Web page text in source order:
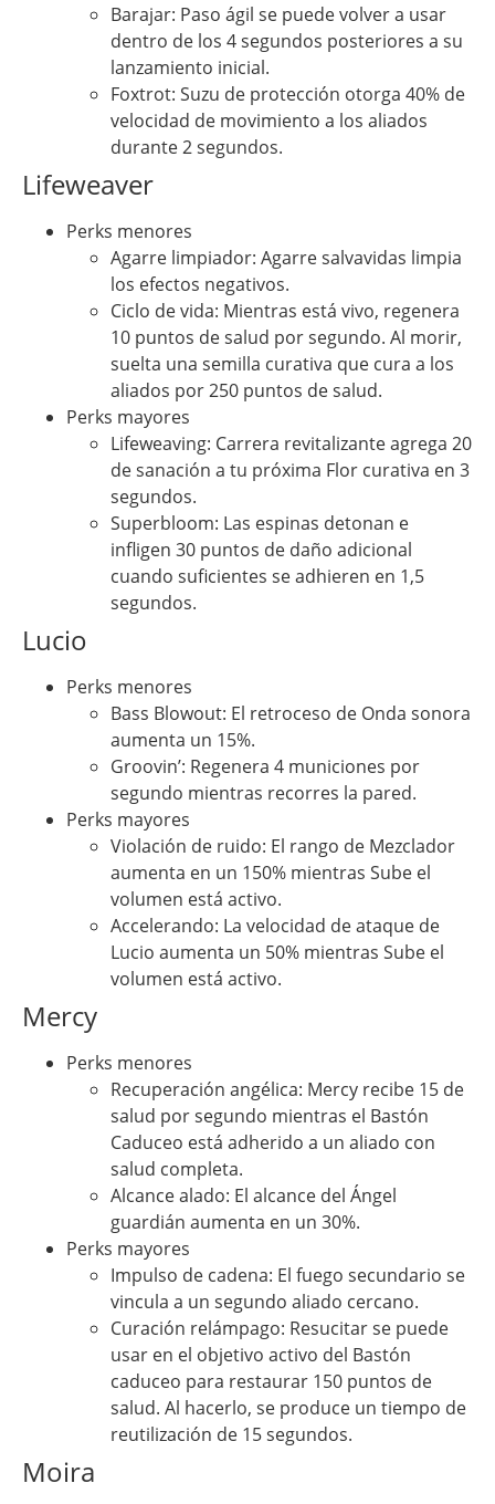
Barajar: Paso ágil se puede volver a usar
dentro de los 4 segundos posteriores a su
lanzamiento inicial.
Foxtrot: Suzu de protección otorga 40% de
velocidad de movimiento a los aliados
durante 2 segundos.
Lifeweaver
Perks menores
Agarre limpiador: Agarre salvavidas limpia
los efectos negativos.
Ciclo de vida: Mientras está vivo, regenera
10 puntos de salud por segundo. Al morir,
suelta una semilla curativa que cura a los
aliados por 250 puntos de salud.
Perks mayores
Lifeweaving: Carrera revitalizante agrega 20
de sanación a tu próxima Flor curativa en 3
segundos.
Superbloom: Las espinas detonan e
infligen 30 puntos de daño adicional
cuando suficientes se adhieren en 1,5
segundos.
Lucio
Perks menores
Bass Blowout: El retroceso de Onda sonora
aumenta un 15%.
Groovin’: Regenera 4 municiones por
segundo mientras recorres la pared.
Perks mayores
Violación de ruido: El rango de Mezclador
aumenta en un 150% mientras Sube el
volumen está activo.
Accelerando: La velocidad de ataque de
Lucio aumenta un 50% mientras Sube el
volumen está activo.
Mercy
Perks menores
Recuperación angélica: Mercy recibe 15 de
salud por segundo mientras el Bastón
Caduceo está adherido a un aliado con
salud completa.
Alcance alado: El alcance del Ángel
guardián aumenta en un 30%.
Perks mayores
Impulso de cadena: El fuego secundario se
vincula a un segundo aliado cercano.
Curación relámpago: Resucitar se puede
usar en el objetivo activo del Bastón
caduceo para restaurar 150 puntos de
salud. Al hacerlo, se produce un tiempo de
reutilización de 15 segundos.
Moira